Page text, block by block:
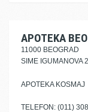
APOTEKA
11000 BEOGRAD
SIME IGUMANOVA
APOTEKA KOSMAJ
TELEFON: (011)